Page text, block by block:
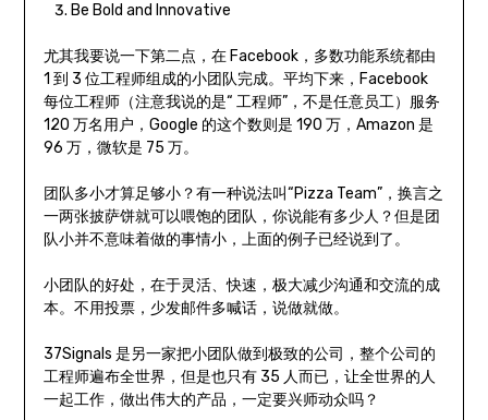
Be Bold and Innovative
尤其我要说一下第二点，在 Facebook，多数功能系统都由
1 到 3 位工程师组成的小团队完成。平均下来，Facebook
每位工程师（注意我说的是“ 工程师”，不是任意员工）服务
120 万名用户，Google 的这个数则是 190 万，Amazon 是
96 万，微软是 75 万。
团队多小才算足够小？有一种说法叫“Pizza Team”，换言之
一两张披萨饼就可以喂饱的团队，你说能有多少人？但是团
队小并不意味着做的事情小，上面的例子已经说到了。
小团队的好处，在于灵活、快速，极大减少沟通和交流的成
本。不用投票，少发邮件多喊话，说做就做。
37Signals 是另一家把小团队做到极致的公司，整个公司的
工程师遍布全世界，但是也只有 35 人而已，让全世界的人
一起工作，做出伟大的产品，一定要兴师动众吗？